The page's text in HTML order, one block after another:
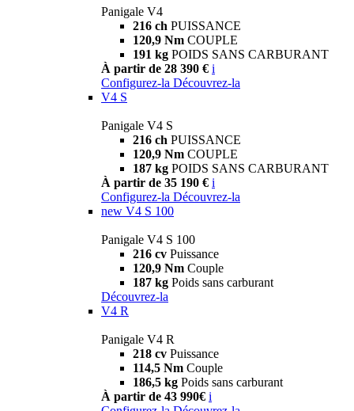
Panigale V4
216 ch PUISSANCE
120,9 Nm COUPLE
191 kg POIDS SANS CARBURANT
À partir de 28 390 € i
Configurez-la Découvrez-la
V4 S
Panigale V4 S
216 ch PUISSANCE
120,9 Nm COUPLE
187 kg POIDS SANS CARBURANT
À partir de 35 190 € i
Configurez-la Découvrez-la
new V4 S 100
Panigale V4 S 100
216 cv Puissance
120,9 Nm Couple
187 kg Poids sans carburant
Découvrez-la
V4 R
Panigale V4 R
218 cv Puissance
114,5 Nm Couple
186,5 kg Poids sans carburant
À partir de 43 990€ i